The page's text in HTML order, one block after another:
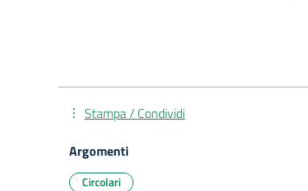
Stampa / Condividi
Argomenti
Circolari